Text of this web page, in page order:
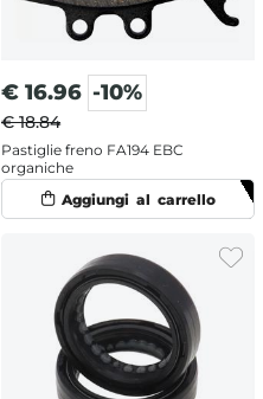
€ 16.96 -10%
€ 18.84
Pastiglie freno FA194 EBC
organiche